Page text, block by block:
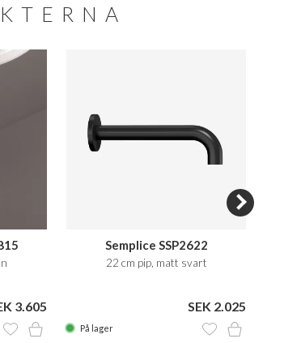
3.605
Semplice SSP2622
22 cm pip, matt svart
SEK 2.025
På lager